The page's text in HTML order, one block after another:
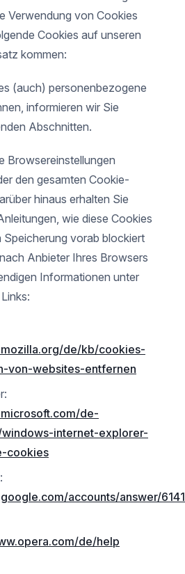
Verwendung von Cookies
Cookies auf unseren
kommen:
(auch) personenbezogene
informieren wir Sie
Abschnitten.
Browsereinstellungen
den gesamten Cookie-
hinaus erhalten Sie
wie diese Cookies
vorab blockiert
Anbieter Ihres Browsers
Informationen unter
de/kb/cookies-
von-websites-entfernen
de-
internet-explorer-
cookies
accounts/answer/
de/help